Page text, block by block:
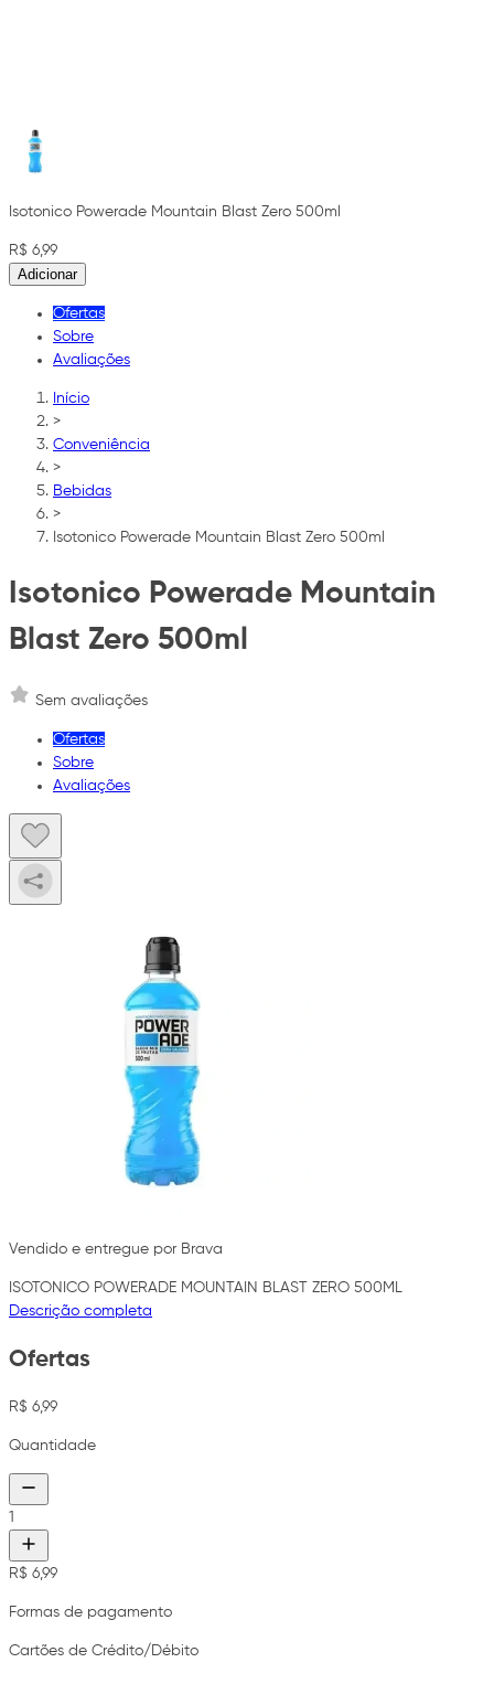
Isotonico Powerade Mountain Blast Zero 500ml
R$ 6,99
Adicionar
Ofertas
Sobre
Avaliações
Início
>
Conveniência
>
Bebidas
>
Isotonico Powerade Mountain Blast Zero 500ml
Isotonico Powerade Mountain
Blast Zero 500ml
Sem avaliações
Ofertas
Sobre
Avaliações
Vendido e entregue por Brava
ISOTONICO POWERADE MOUNTAIN BLAST ZERO 500ML
Descrição completa
Ofertas
R$ 6,99
Quantidade
1
R$ 6,99
Formas de pagamento
Cartões de Crédito/Débito